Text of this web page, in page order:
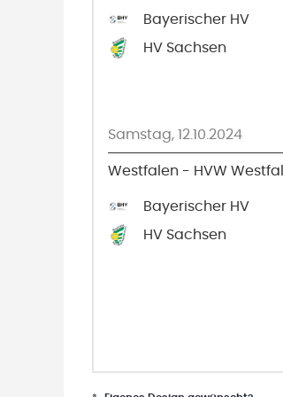
Bayerischer HV
HV Sachsen
Samstag, 12.10.2024
Westfalen - HVW
Bayerischer HV
HV Sachsen